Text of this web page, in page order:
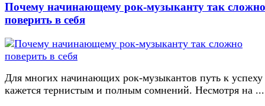
Почему начинающему рок-музыканту так сложно
поверить в себя
Для многих начинающих рок-музыкантов путь к успеху
кажется тернистым и полным сомнений. Несмотря на ...